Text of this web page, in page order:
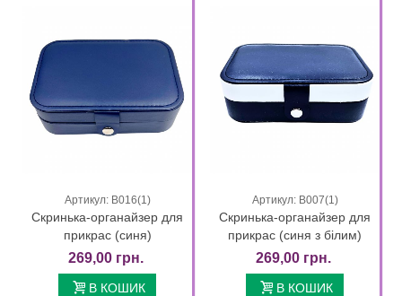
Артикул: В016(1)
Скринька-органайзер для
прикрас (синя)
269,00 грн.
В КОШИК
Артикул: В007(1)
Скринька-органайзер для
прикрас (синя з білим)
269,00 грн.
В КОШИК